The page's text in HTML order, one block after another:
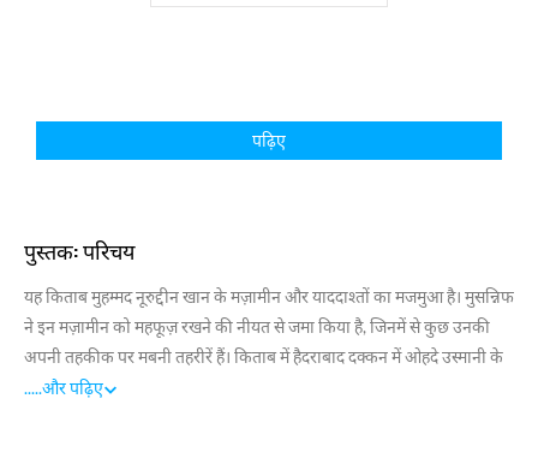
पढ़िए
पुस्तक: परिचय
यह किताब मुहम्मद नूरुद्दीन खान के मज़ामीन और याददाश्तों का मजमुआ है। मुसन्निफ
ने इन मज़ामीन को महफूज़ रखने की नीयत से जमा किया है, जिनमें से कुछ उनकी
अपनी तहकीक पर मबनी तहरीरें हैं। किताब में हैदराबाद दक्कन में ओहदे उस्मानी के
दौरान रमज़ान की रिवायत, अदबी महफ़िलों (तरही मुशायरों) की तारीखी झलकियां,
.....और पढ़िए